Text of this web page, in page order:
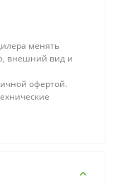
менять
внешний вид и
офертой.